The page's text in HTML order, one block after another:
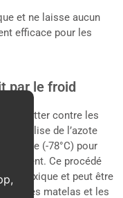
et ne laisse aucun
efficace pour les
par le froid
pour lutter contre les
utilise de l’azote
basse (-78°C) pour
Ce procédé
toxique et peut être
les matelas et les